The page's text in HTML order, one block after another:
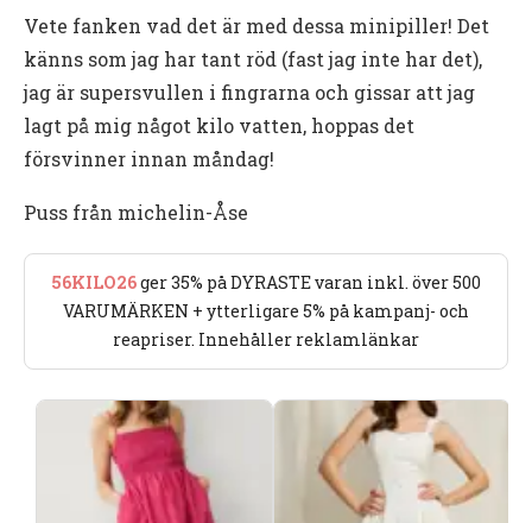
Vete fanken vad det är med dessa minipiller! Det
känns som jag har tant röd (fast jag inte har det),
jag är supersvullen i fingrarna och gissar att jag
lagt på mig något kilo vatten, hoppas det
försvinner innan måndag!
Puss från michelin-Åse
56KILO26ger 35% på DYRASTE varan inkl. över 500
VARUMÄRKEN + ytterligare 5% på kampanj- och
reapriser. Innehåller reklamlänkar